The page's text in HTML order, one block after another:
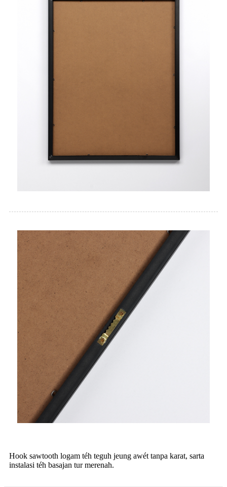
Hook sawtooth logam téh teguh jeung awét tanpa karat, sarta
instalasi téh basajan tur merenah.